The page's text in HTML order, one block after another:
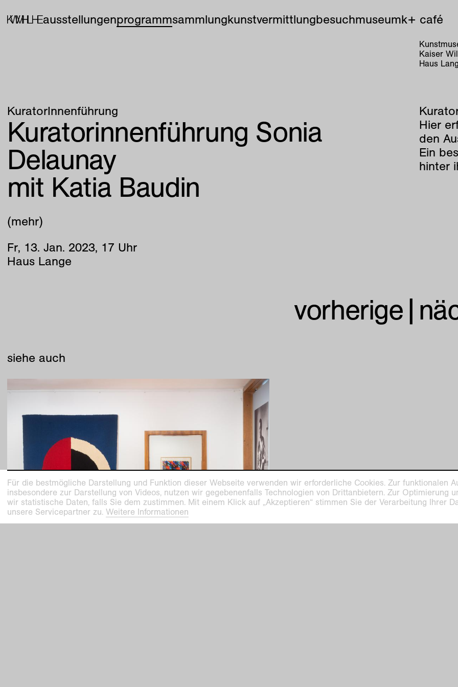
ausstellungenprogrammsammlungkunstvermittlungbesuchmuseumk+ café
Kaiser
Haus
KuratorInnenführung
Kuratorinnenführung Sonia
Delaunay
mit Katia Baudin
(mehr)
Fr, 13. Jan. 2023, 17 Uhr
Haus Lange
Hier
den
Ein
hinter
vorherige|
siehe auch
Für die bestmögliche Darstellung und Funktion dieser Webseite verwenden wir erforderliche Cookies. Zur funktionalen
insbesondere zur Darstellung von Videos, nutzen wir gegebenenfalls Technologien von Drittanbietern. Zur Optimierung
wir statistische Daten, falls Sie dem zustimmen. Mit einem Klick auf „Akzeptieren“ stimmen Sie der Verarbeitung Ihrer
unsere Servicepartner zu. Weitere Informationen